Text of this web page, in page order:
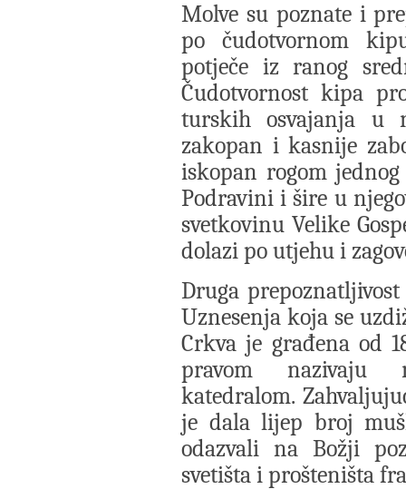
Molve su poznate i
po čudotvornom
potječe iz ranog
Čudotvornost kipa
turskih osvajanja u
zakopan i kasnije
iskopan rogom
Podravini i šire u
svetkovinu Velike
dolazi po utjehu i
Druga
Uznesenja koja se
Crkva je građena od
pravom nazivaju
katedralom.
je dala lijep broj
odazvali na Božji
svetišta i prošteništa